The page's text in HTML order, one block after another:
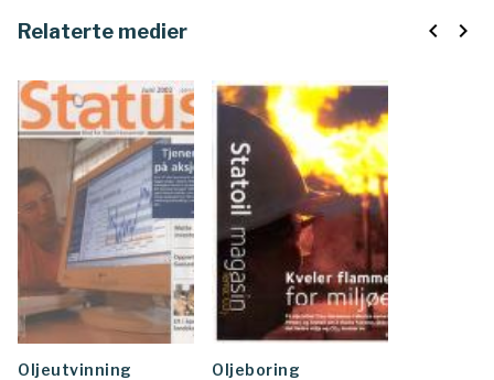
Relaterte medier
Oljeutvinning
Oljeboring
navigate_before navigate_next